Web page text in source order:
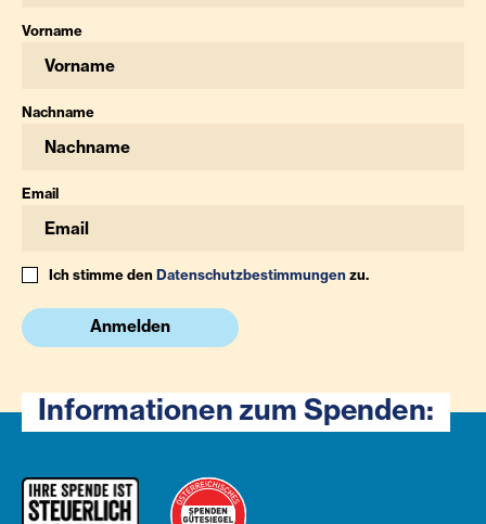
Vorname
Nachname
Email
Ich stimme denDatenschutzbestimmungenzu.
Anmelden
Informationen zum Spenden: